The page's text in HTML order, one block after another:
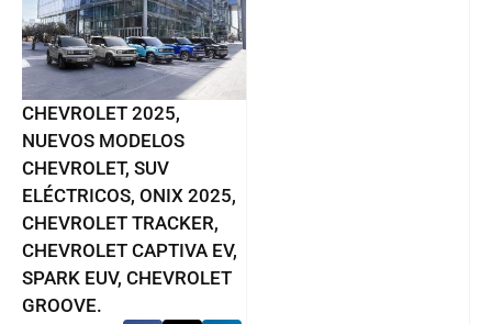
CHEVROLET 2025,
NUEVOS MODELOS
CHEVROLET, SUV
ELÉCTRICOS, ONIX 2025,
CHEVROLET TRACKER,
CHEVROLET CAPTIVA EV,
SPARK EUV, CHEVROLET
GROOVE.